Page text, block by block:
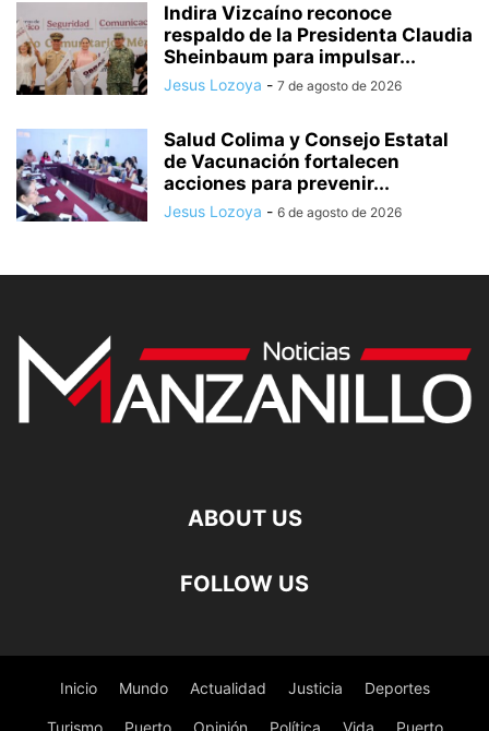
Indira Vizcaíno reconoce
respaldo de la Presidenta Claudia
Sheinbaum para impulsar...
Jesus Lozoya - 7 de agosto de 2026
Salud Colima y Consejo Estatal
de Vacunación fortalecen
acciones para prevenir...
Jesus Lozoya - 6 de agosto de 2026
ABOUT US
FOLLOW US
Inicio Mundo Actualidad Justicia Deportes
Turismo Puerto Opinión Política Vida Puerto